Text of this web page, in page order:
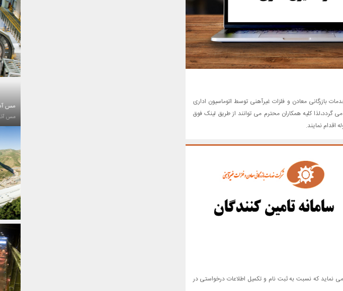
بازرگانی معادن و فلزات غیرآهنی توسط اتوماسیون اداری
گردد،لذا کلیه همکاران محترم می توانند از طریق لینک فوق
اقدام نمایند.
نماید که نسبت به ثبت نام و تکمیل اطلاعات درخواستی در
مس
مس